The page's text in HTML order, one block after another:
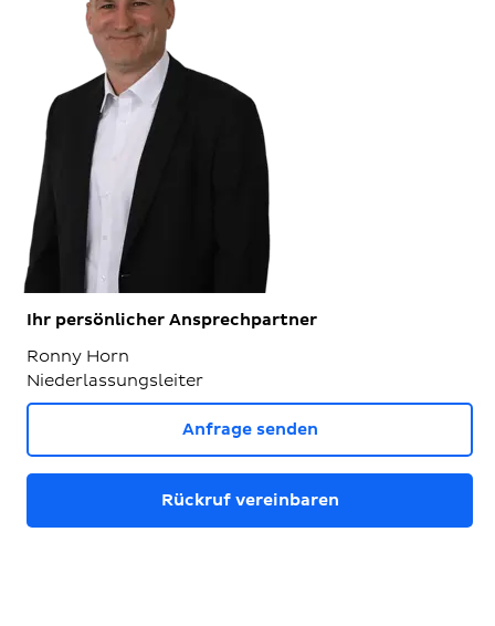
Ihr persönlicher Ansprechpartner
Ronny Horn
Niederlassungsleiter
Anfrage senden
Rückruf vereinbaren